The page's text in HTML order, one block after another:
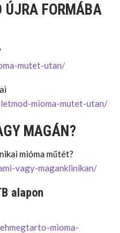
ÚJRA FORMÁBA
mutet-utan/
mioma-mutet-utan/
MAGÁN?
mióma műtét?
vagy-maganklinikan/
alapon
mioma-